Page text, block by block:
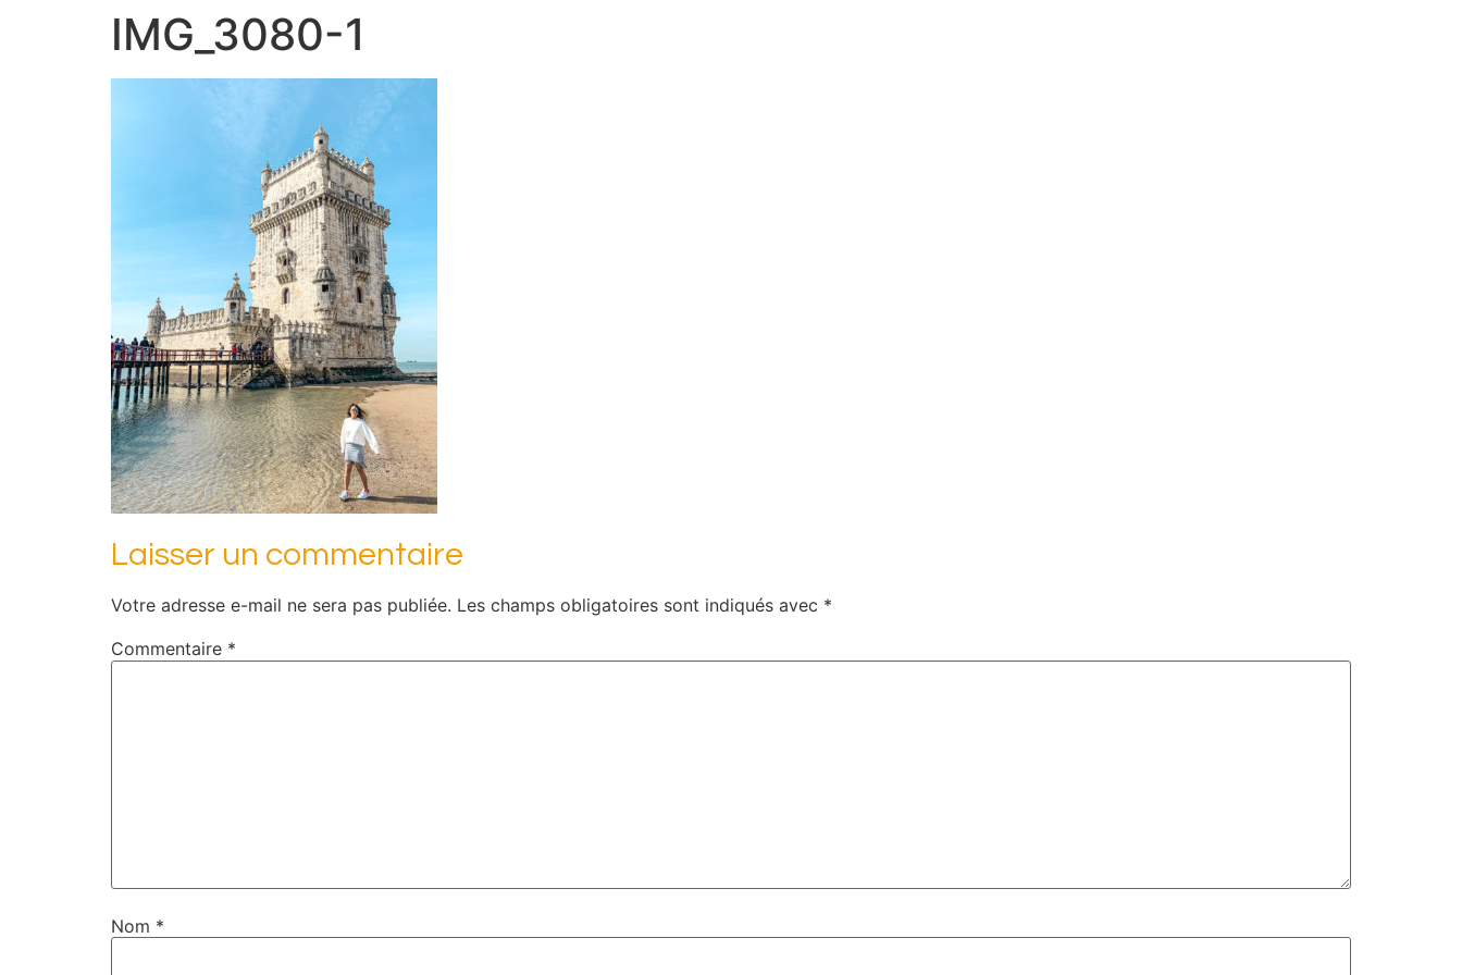
IMG_3080-1
Laisser un commentaire
Votre adresse e-mail ne sera pas publiée. Les champs obligatoires sont indiqués avec *
Commentaire *
Nom *